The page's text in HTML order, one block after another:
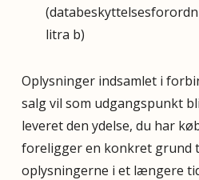
litra b)
Oplysninger indsamlet i
salg vil som udgangspunkt
leveret den ydelse, du har
foreligger en konkret grund
oplysningerne i et længere